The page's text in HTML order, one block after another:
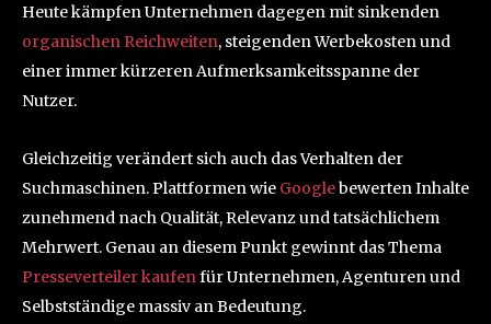
Heute kämpfen Unternehmen dagegen mit sinkenden
organischen Reichweiten, steigenden Werbekosten und
einer immer kürzeren Aufmerksamkeitsspanne der
Nutzer.
Gleichzeitig verändert sich auch das Verhalten der
Suchmaschinen. Plattformen wie Googlebewerten Inhalte
zunehmend nach Qualität, Relevanz und tatsächlichem
Mehrwert. Genau an diesem Punkt gewinnt das Thema
Presseverteiler kaufenfür Unternehmen, Agenturen und
Selbstständige massiv an Bedeutung.